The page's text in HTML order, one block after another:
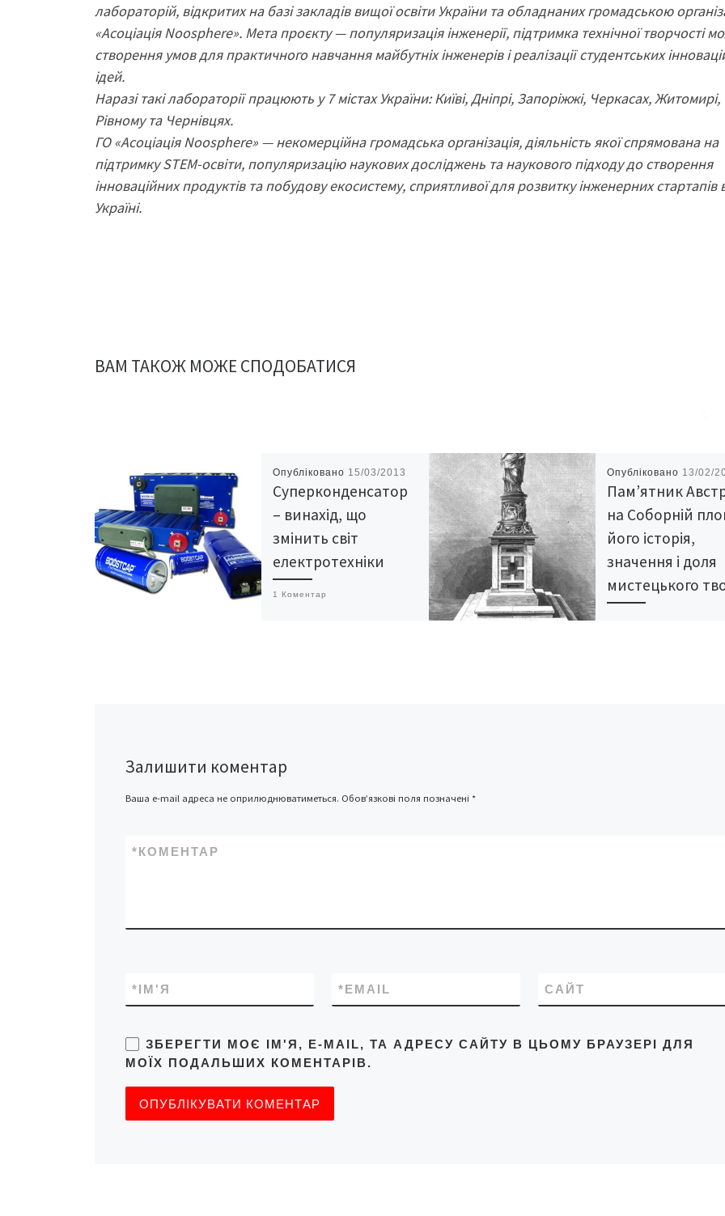
лабораторій, відкритих на базі закладів вищої освіти України та обладнаних громадською
«Асоціація Noosphere». Мета проєкту — популяризація інженерії, підтримка технічної творчості
створення умов для практичного навчання майбутніх інженерів і реалізації студентських
ідей.
Наразі такі лабораторії працюють у 7 містах України: Київі, Дніпрі, Запоріжжі, Черкасах, Житомирі,
Рівному та Чернівцях.
ГО «Асоціація Noosphere» — некомерційна громадська організація, діяльність якої спрямована на
підтримку STEM-освіти, популяризацію наукових досліджень та наукового підходу до створення
інноваційних продуктів та побудову екосистему, сприятливої для розвитку інженерних стартапів
Україні.
ВАМ ТАКОЖ МОЖЕ СПОДОБАТИСЯ
Опубліковано 15/03/2013
Суперконденсатор
– винахід, що
змінить світ
електротехніки
1 Коментар
Опубліковано 13/02/
Пам’ятник
на Соборній
його історія,
значення і доля
мистецького
Залишити коментар
Ваша e-mail адреса не оприлюднюватиметься. Обов’язкові поля позначені *
КОМЕНТАР
*
ІМ'Я
* EMAIL
* САЙТ
ЗБЕРЕГТИ МОЄ ІМ'Я, E-MAIL, ТА АДРЕСУ САЙТУ В ЦЬОМУ БРАУЗЕРІ ДЛЯ
МОЇХ ПОДАЛЬШИХ КОМЕНТАРІВ.